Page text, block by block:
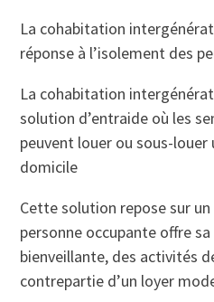
La cohabitation
réponse à l’isolement des
La cohabitation
solution d’entraide où les
peuvent louer ou sous-louer
domicile
Cette solution repose sur
personne occupante offre
bienveillante, des activités
contrepartie d’un loyer